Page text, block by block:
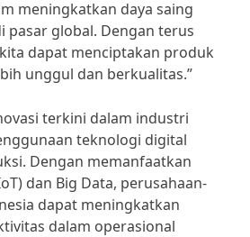
meningkatkan daya saing
pasar global. Dengan terus
dapat menciptakan produk
unggul dan berkualitas.”
terkini dalam industri
teknologi digital
Dengan memanfaatkan
dan Big Data, perusahaan-
dapat meningkatkan
dalam operasional